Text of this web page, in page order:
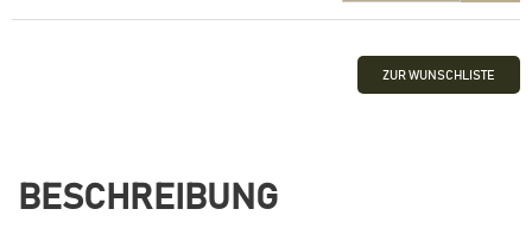
ZUR WUNSCHLISTE
BESCHREIBUNG